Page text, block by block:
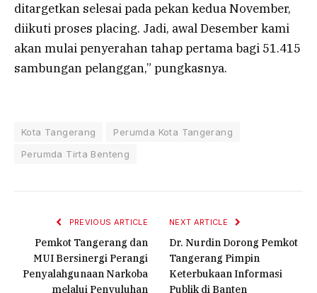
ditargetkan selesai pada pekan kedua November,
diikuti proses placing. Jadi, awal Desember kami
akan mulai penyerahan tahap pertama bagi 51.415
sambungan pelanggan,” pungkasnya.
Kota Tangerang
Perumda Kota Tangerang
Perumda Tirta Benteng
PREVIOUS ARTICLE
Pemkot Tangerang dan
MUI Bersinergi Perangi
Penyalahgunaan Narkoba
melalui Penyuluhan
NEXT ARTICLE
Dr. Nurdin Dorong Pemkot
Tangerang Pimpin
Keterbukaan Informasi
Publik di Banten